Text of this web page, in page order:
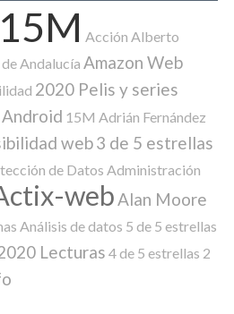
Acción Alberto
Andalucía Amazon Web
2020 Pelis y series
Android 15M Adrián Fernández
web3 de 5 estrellas
de Datos Administración
web Alan Moore
Análisis de datos 5 de 5 estrellas
Lecturas 4 de 5 estrellas 2